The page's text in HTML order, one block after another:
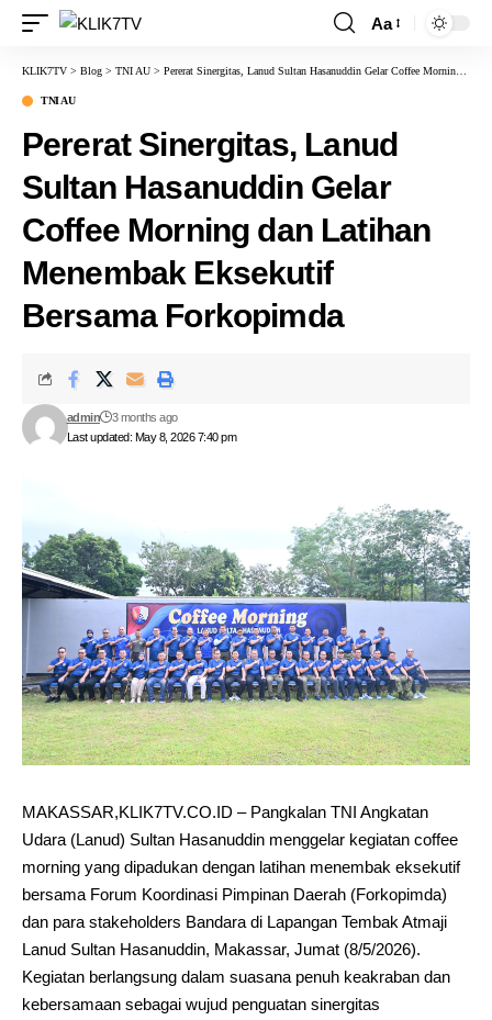
Aa
KLIK7TV > Blog > TNI AU > Pererat Sinergitas, Lanud Sultan Hasanuddin Gelar Coffee Morning dan Latihan Menembak Eksekutif Bersama Forkopimda
TNI AU
Pererat Sinergitas, Lanud
Sultan Hasanuddin Gelar
Coffee Morning dan Latihan
Menembak Eksekutif
Bersama Forkopimda
Last updated: May 8, 2026 7:40 pm
admin 3 months ago
MAKASSAR,KLIK7TV.CO.ID – Pangkalan TNI Angkatan
Udara (Lanud) Sultan Hasanuddin menggelar kegiatan coffee
morning yang dipadukan dengan latihan menembak eksekutif
bersama Forum Koordinasi Pimpinan Daerah (Forkopimda)
dan para stakeholders Bandara di Lapangan Tembak Atmaji
Lanud Sultan Hasanuddin, Makassar, Jumat (8/5/2026).
Kegiatan berlangsung dalam suasana penuh keakraban dan
kebersamaan sebagai wujud penguatan sinergitas